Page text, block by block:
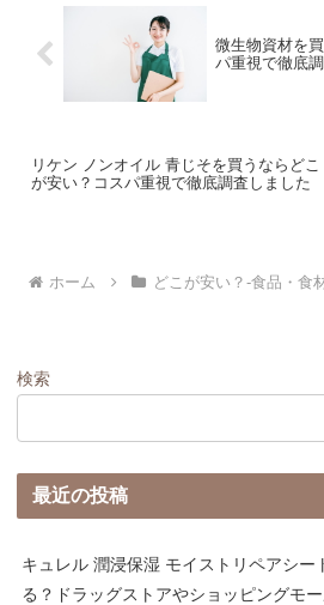
微生物資材を
パ重視で徹底
リケン ノンオイル 青じそを買うならどこ
が安い？コスパ重視で徹底調査しました
ホーム どこが安い？-食品・食
検索
最近の投稿
キュレル 潤浸保湿 モイストリペアシー
る？ドラッグストアやショッピングモ